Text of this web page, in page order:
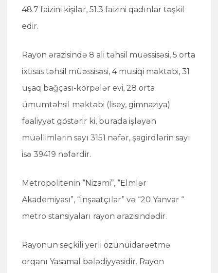
48.7 faizini kişilər, 51.3 faizini qadınlar təşkil
edir.
Rayon ərazisində 8 ali təhsil müəssisəsi, 5 orta
ixtisas təhsil müəssisəsi, 4 musiqi məktəbi, 31
uşaq bağçası-körpələr evi, 28 orta
ümumtəhsil məktəbi (lisey, gimnaziya)
fəaliyyət göstərir ki, burada işləyən
müəllimlərin sayı 3151 nəfər, şagirdlərin sayı
isə 39419 nəfərdir.
Metropolitenin “Nizami”, “Elmlər
Akademiyası”, “İnşaatçılar” və “20 Yanvar “
metro stansiyaları rayon ərazisindədir.
Rayonun seçkili yerli özünüidarəetmə
orqanı Yasamal bələdiyyəsidir. Rayon